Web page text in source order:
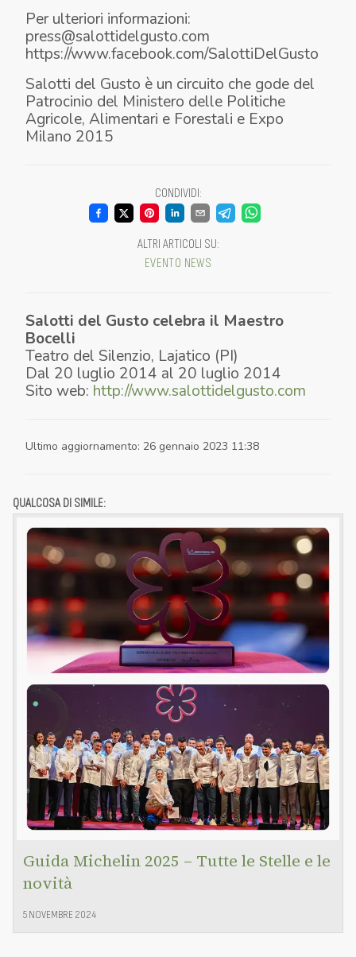
Per ulteriori informazioni:
press@salottidelgusto.com
https://www.facebook.com/SalottiDelGusto
Salotti del Gusto è un circuito che gode del
Patrocinio del Ministero delle Politiche
Agricole, Alimentari e Forestali e Expo
Milano 2015
CONDIVIDI:
ALTRI ARTICOLI SU:
EVENTO NEWS
Salotti del Gusto celebra il Maestro
Bocelli
Teatro del Silenzio, Lajatico (PI)
Dal 20 luglio 2014 al 20 luglio 2014
Sito web: http://www.salottidelgusto.com
Ultimo aggiornamento: 26 gennaio 2023 11:38
QUALCOSA DI SIMILE:
Guida Michelin 2025 – Tutte le Stelle e le
novità
5 NOVEMBRE 2024